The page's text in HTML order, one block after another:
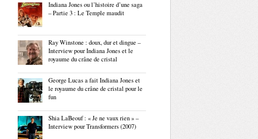
Indiana Jones ou l’histoire d’une saga
– Partie 3 : Le Temple maudit
Ray Winstone : doux, dur et dingue –
Interview pour Indiana Jones et le
royaume du crâne de cristal
George Lucas a fait Indiana Jones et
le royaume du crâne de cristal pour le
fun
Shia LaBeouf : « Je ne vaux rien » –
Interview pour Transformers (2007)